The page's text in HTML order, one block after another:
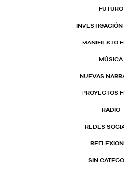
FUTURO
INVESTIGACIÓN
MANIFIESTO
MÚSICA
NUEVAS
PROYECTOS
RADIO
REDES
SIN